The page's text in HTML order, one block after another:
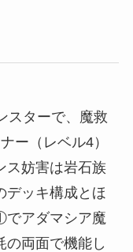
スターで、魔救
ー（レベル4）
ス妨害は岩石族
デッキ構成とほ
アダマシア魔
の両面で機能し